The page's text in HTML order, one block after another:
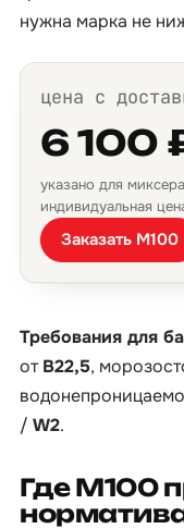
нужна марка не
цена с
6 100
указано для
индивидуальная
Заказать М100
Требования для
отB22,5,
/ W2.
Где М100